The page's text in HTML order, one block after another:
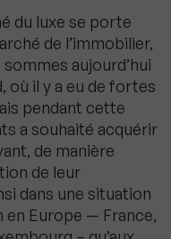
du luxe se porte
de l’immobilier,
aujourd’hui
où il y a eu de fortes
pendant cette
a souhaité acquérir
de manière
de leur
dans une situation
en Europe — France,